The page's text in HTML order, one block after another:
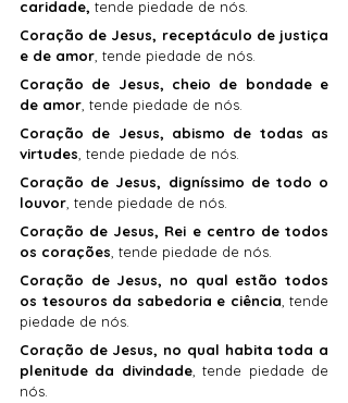
caridade, tende piedade de nós.
Coração de Jesus, receptáculo de justiça
e de amor , tende piedade de nós.
Coração de Jesus, cheio de bondade e
de amor , tende piedade de nós.
Coração de Jesus, abismo de todas as
virtudes , tende piedade de nós.
Coração de Jesus, digníssimo de todo o
louvor , tende piedade de nós.
Coração de Jesus, Rei e centro de todos
os corações , tende piedade de nós.
Coração de Jesus, no qual estão todos
os tesouros da sabedoria e ciência , tende
piedade de nós.
Coração de Jesus, no qual habita toda a
plenitude da divindade, tende piedade de
nós.